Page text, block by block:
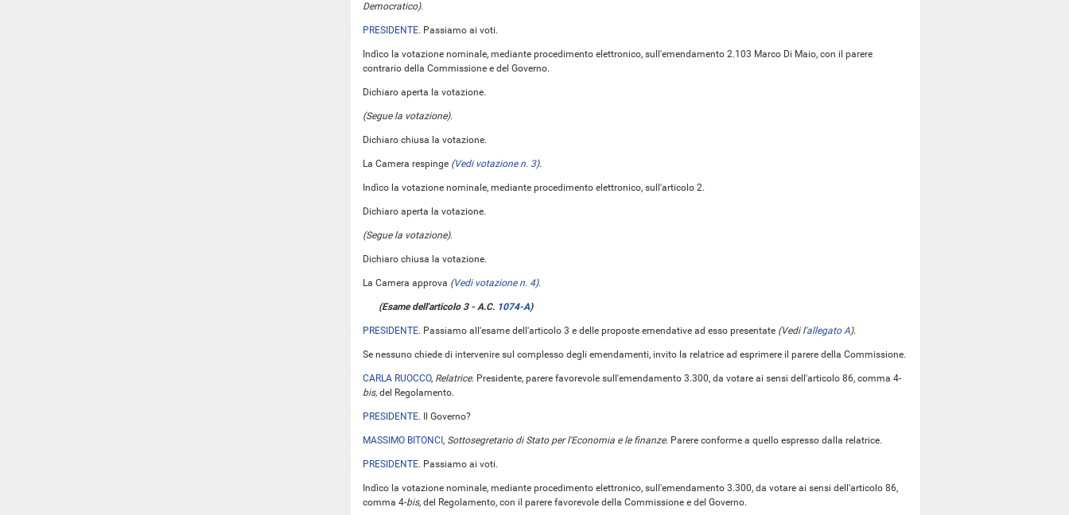
Democratico).
PRESIDENTE. Passiamo ai voti.
Indìco la votazione nominale, mediante procedimento elettronico, sull'emendamento 2.103 Marco Di Maio, con il parere
contrario della Commissione e del Governo.
Dichiaro aperta la votazione.
(Segue la votazione).
Dichiaro chiusa la votazione.
La Camera respinge (Vedi votazione n. 3).
Indìco la votazione nominale, mediante procedimento elettronico, sull'articolo 2.
Dichiaro aperta la votazione.
(Segue la votazione).
Dichiaro chiusa la votazione.
La Camera approva (Vedi votazione n. 4).
(Esame dell'articolo 3 - A.C. 1074-A)
PRESIDENTE. Passiamo all'esame dell'articolo 3 e delle proposte emendative ad esso presentate (Vedi l'allegato A).
Se nessuno chiede di intervenire sul complesso degli emendamenti, invito la relatrice ad esprimere il parere della Commissione.
CARLA RUOCCO, Relatrice. Presidente, parere favorevole sull'emendamento 3.300, da votare ai sensi dell'articolo 86, comma 4-
bis, del Regolamento.
PRESIDENTE. Il Governo?
MASSIMO BITONCI , Sottosegretario di Stato per l'Economia e le finanze. Parere conforme a quello espresso dalla relatrice.
PRESIDENTE. Passiamo ai voti.
Indìco la votazione nominale, mediante procedimento elettronico, sull'emendamento 3.300, da votare ai sensi dell'articolo 86,
comma 4-bis, del Regolamento, con il parere favorevole della Commissione e del Governo.